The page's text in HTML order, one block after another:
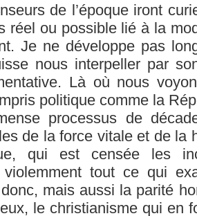
de l’époque iront
réel ou possible lié à la
Je ne développe pas
nous interpeller par
Là où nous
politique comme la
processus de
de la force vitale et de la
qui est censée les
violemment tout ce qui
mais aussi la parité
le christianisme qui en